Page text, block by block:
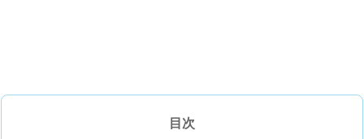
目次